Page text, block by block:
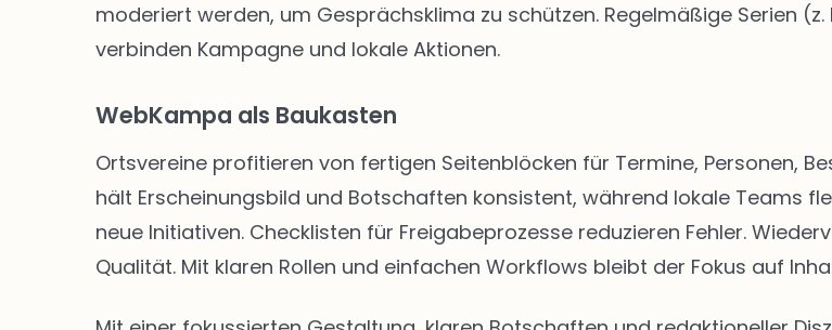
moderiert werden, um Gesprächsklima zu schützen. Regelmäßige Serien
verbinden Kampagne und lokale Aktionen.
WebKampa als Baukasten
Ortsvereine profitieren von fertigen Seitenblöcken für Termine, Personen,
hält Erscheinungsbild und Botschaften konsistent, während lokale Teams
neue Initiativen. Checklisten für Freigabeprozesse reduzieren Fehler.
Qualität. Mit klaren Rollen und einfachen Workflows bleibt der Fokus auf